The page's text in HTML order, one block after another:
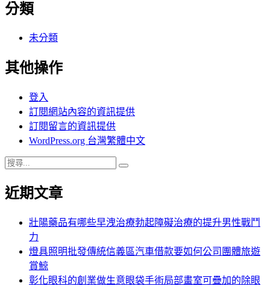
分類
未分類
其他操作
登入
訂閱網站內容的資訊提供
訂閱留言的資訊提供
WordPress.org 台灣繁體中文
搜
關
近期文章
壯陽藥品有哪些早洩治療勃起障礙治療的提升男性戰鬥
力
燈具照明批發傳統信義區汽車借款要如何公司團體旅遊
賞鯨
彰化眼科的創業做生意眼袋手術局部畫室可疊加的除眼